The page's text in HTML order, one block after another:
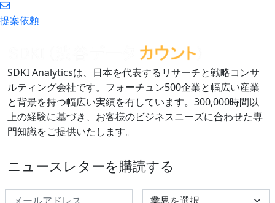
提案依頼
SDKI Analyticsは、日本を代表するリサーチと戦略コンサ
ルティング会社です。フォーチュン500企業と幅広い産業
と背景を持つ幅広い実績を有しています。300,000時間以
上の経験に基づき、お客様のビジネスニーズに合わせた専
門知識をご提供いたします。
ニュースレターを購読する
Select Industry